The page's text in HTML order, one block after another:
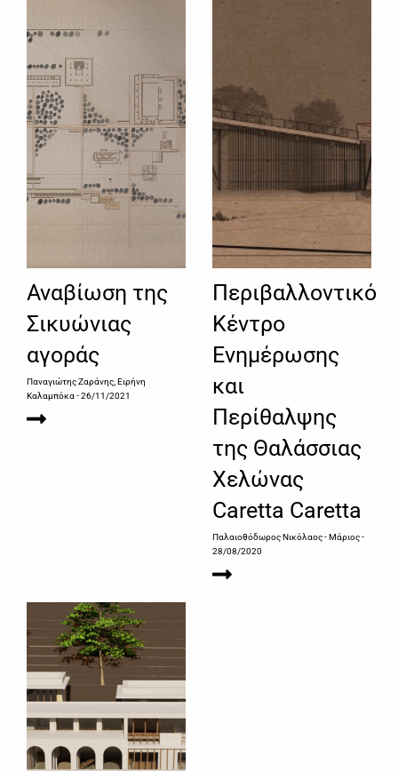
Αναβίωση της
Σικυώνιας
αγοράς
Παναγιώτης Ζαράνης, Ειρήνη
Καλαμπόκα- 26/11/2021
Περιβαλλοντικό
Κέντρο
Ενημέρωσης
και
Περίθαλψης
της Θαλάσσιας
Χελώνας
Caretta Caretta
Παλαιοθόδωρος Νικόλαος - Μάριος-
28/08/2020